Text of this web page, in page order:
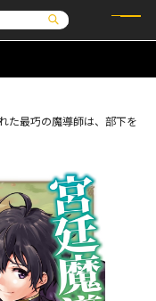
トノベル
ジュノベルス
・NEWS
STORE
合わせはこちら
た最巧の魔導師は、部下を